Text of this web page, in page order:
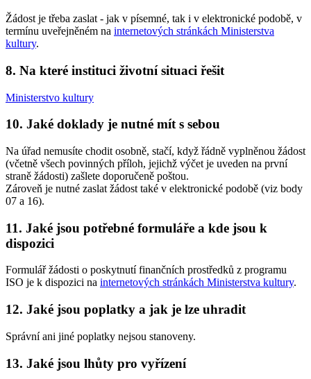
Žádost je třeba zaslat - jak v písemné, tak i v elektronické podobě, v
termínu uveřejněném na internetových stránkách Ministerstva
kultury.
8. Na které instituci životní situaci řešit
Ministerstvo kultury
10. Jaké doklady je nutné mít s sebou
Na úřad nemusíte chodit osobně, stačí, když řádně vyplněnou žádost
(včetně všech povinných příloh, jejichž výčet je uveden na první
straně žádosti) zašlete doporučeně poštou.
Zároveň je nutné zaslat žádost také v elektronické podobě (viz body
07 a 16).
11. Jaké jsou potřebné formuláře a kde jsou k
dispozici
Formulář žádosti o poskytnutí finančních prostředků z programu
ISO je k dispozici na internetových stránkách Ministerstva kultury.
12. Jaké jsou poplatky a jak je lze uhradit
Správní ani jiné poplatky nejsou stanoveny.
13. Jaké jsou lhůty pro vyřízení